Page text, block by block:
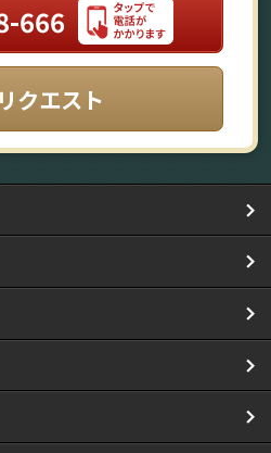
666
クエスト